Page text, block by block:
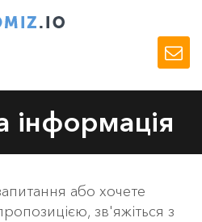
інформація
або хочете
зв'яжіться з